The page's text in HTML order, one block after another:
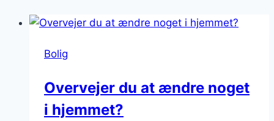
Bolig
Overvejer du at ændre noget
i hjemmet?